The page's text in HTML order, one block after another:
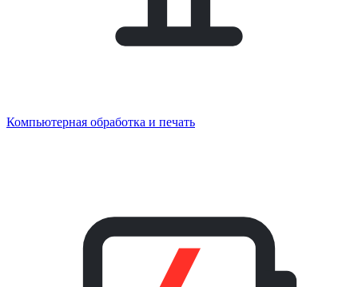
Компьютерная обработка и печать